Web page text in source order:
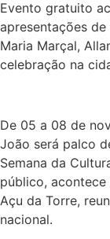
Evento gratuito
apresentações de
Maria Marçal,
celebração na
De 05 a 08 de
João será palco
Semana da
público, acontece
Açu da Torre,
nacional.